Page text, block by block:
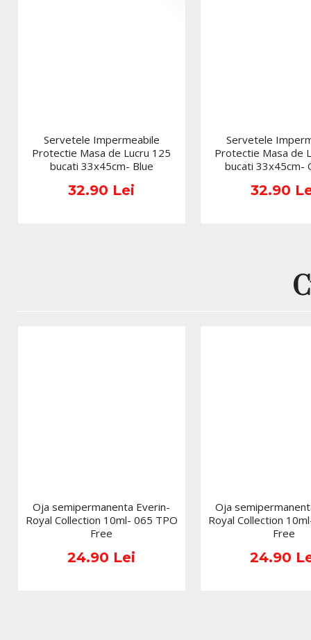
Servetele Impermeabile
Protectie Masa de Lucru 125
bucati 33x45cm- Blue
32.90 Lei
Servetele
Protectie Masa de
bucati 33x45cm-
32.90
Oja semipermanenta Everin-
Royal Collection 10ml- 065 TPO
Free
24.90 Lei
Oja
Royal Collection
Free
24.90